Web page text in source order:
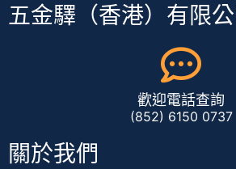
五金驛（香港）有限
歡迎電話查詢
(852) 6150 0737
關於我們